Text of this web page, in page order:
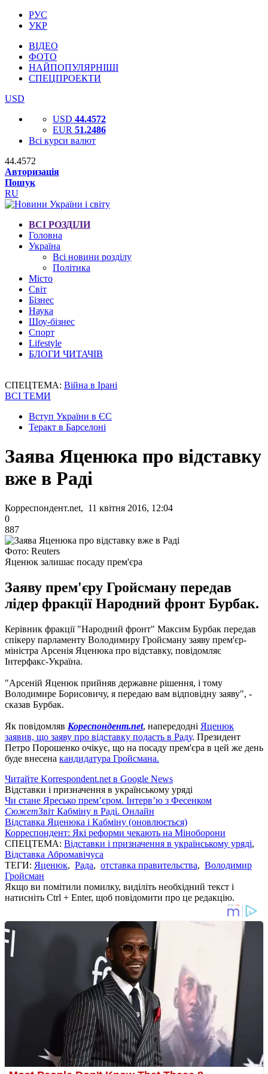
РУС
УКР
ВІДЕО
ФОТО
НАЙПОПУЛЯРНІШІ
СПЕЦПРОЕКТИ
USD
USD 44.4572
EUR 51.2486
Всі курси валют
44.4572
Авторизація
Пошук
RU
ВСІ РОЗДІЛИ
Головна
Україна
Всі новини розділу
Політика
Місто
Світ
Бізнес
Наука
Шоу-бізнес
Спорт
Lifestyle
БЛОГИ ЧИТАЧІВ
СПЕЦТЕМА: Війна в Ірані
ВСІ ТЕМИ
Вступ України в ЄС
Теракт в Барселоні
Заява Яценюка про відставку
вже в Раді
Корреспондент.net, 11 квітня 2016, 12:04
0
887
Фото: Reuters
Яценюк залишає посаду прем'єра
Заяву прем'єру Гройсману передав
лідер фракції Народний фронт Бурбак.
Керівник фракції "Народний фронт" Максим Бурбак передав
спікеру парламенту Володимиру Гройсману заяву прем'єр-
міністра Арсенія Яценюка про відставку, повідомляє
Інтерфакс-Україна.
"Арсеній Яценюк прийняв державне рішення, і тому
Володимире Борисовичу, я передаю вам відповідну заяву", -
сказав Бурбак.
Як повідомляв Кореспондент.net, напередодні Яценюк
заявив, що заяву про відставку подасть в Раду. Президент
Петро Порошенко очікує, що на посаду прем'єра в цей же день
буде внесена кандидатура Гройсмана.
Читайте Korrespondent.net в Google News
Відставки і призначення в українському уряді
Чи стане Яресько прем’єром. Інтерв’ю з Фесенком
СюжетЗвіт Кабміну в Раді. Онлайн
Відставка Яценюка і Кабміну (оновлюється)
Корреспондент: Які реформи чекають на Міноборони
СПЕЦТЕМА: Відставки і призначення в українському уряді,
Відставка Абромавічуса
ТЕГИ: Яценюк, Рада, отставка правительства, Володимир
Гройсман
Якщо ви помітили помилку, виділіть необхідний текст і
натисніть Ctrl + Enter, щоб повідомити про це редакцію.